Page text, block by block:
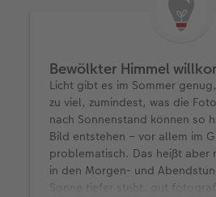
Bewölkter Himmel
Licht gibt es im Sommer
zu viel, zumindest, was die
nach Sonnenstand können so
Bild entstehen – vor allem im
problematisch. Das heißt aber
in den Morgen- und
Sonne tiefer steht, gut